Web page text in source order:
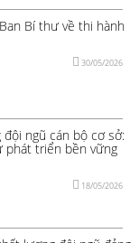
Bí thư về thi hành
30/05/2026
ngũ cán bộ cơ sở:
phát triển bền vững
18/05/2026